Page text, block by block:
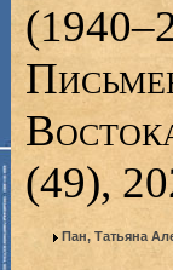
(49),
Пан, Татьяна